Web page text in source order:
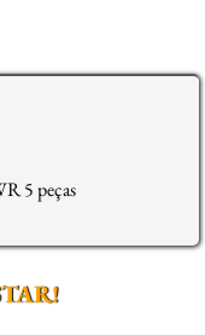
5 peças